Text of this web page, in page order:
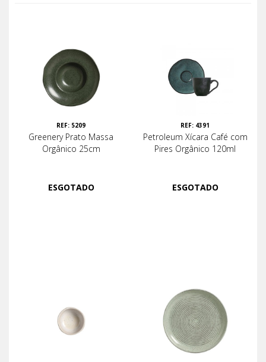
REF: 5209
Greenery Prato Massa
Orgânico 25cm
ESGOTADO
REF: 4391
Petroleum Xícara Café com
Pires Orgânico 120ml
ESGOTADO